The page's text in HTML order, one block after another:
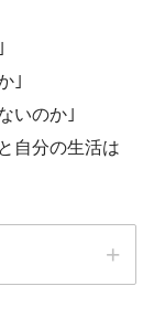
｣
いのか｣
自分の生活は